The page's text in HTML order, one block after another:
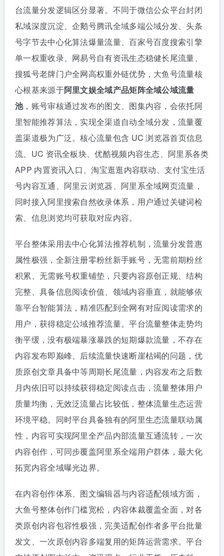
台流量分发逻辑区分显著。不同于微信公众平台封闭
私域深度沉淀、企鹅号腾讯全域多端公域分发、头条
号字节去中心化算法爆量流量、百家号百度搜索引擎
单一权重收录、网易号自有资讯生态稳健长尾流量、
搜狐号老牌门户全网高权重外链优势，大鱼号流量核
心根基来源于阿里文娱全域产品矩阵全域公域流量
池，账号审核通过发布的图文、图集内容，会依托阿
里智能推荐算法，实现全渠道自动全域分发，流量覆
盖渠道极为广泛。核心流量包含 UC 浏览器首页信息
流、UC 资讯全板块、优酷视频内容生态、阿里系各类
APP 内置资讯入口、淘宝逛逛内容联动、支付宝生活
号内容互通、阿里云浏览器、阿里系全域网页流量，
同时接入阿里搜索自然收录体系，用户通过关键词检
索、信息浏览均可获取对应内容。
平台整体采用去中心化算法推荐机制，流量分发普惠
属性极强，全新注册零粉丝新手账号，无需前期粉丝
积累、无需账号权重铺垫，只要内容原创正规、结构
完整、具备信息阅读价值、领域内容垂直，就能够依
靠平台智能算法，精准匹配到全网有对应阅读需求的
用户，获得稳定公域推荐流量。平台流量整体走势均
衡平缓，没有极端暴涨暴跌的短期爆款流量，不存在
内容发布即巅峰、后续流量快速断崖枯竭的问题，优
质原创文章具备中等周期长尾流量，内容发布之后数
月内依旧可以持续获得稳定阅读点击，流量整体用户
质量均衡，无效泛流量占比较低，整体流量生态运营
环境平稳。同时平台具备独有的阿里生态流量联动属
性，内容可实现阿里全产品内部流量互通流转，一次
内容创作，可同步覆盖阿里系全端用户群体，最大化
拓宽内容全域曝光边界。
在内容创作体系、图文编辑器与内容适配领域方面，
大鱼号整体创作门槛宽松，内容体裁覆盖全面，对各
类原创内容包容性极强，完美适配创作者多平台批量
发文、一次原创内容多端复用的矩阵运营需求。平台